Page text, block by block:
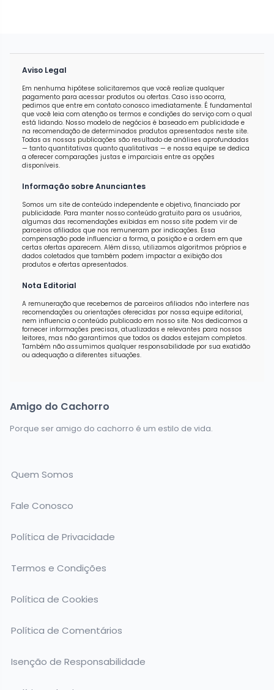
Aviso Legal
Em nenhuma hipótese solicitaremos que você realize qualquer
pagamento para acessar produtos ou ofertas. Caso isso ocorra,
pedimos que entre em contato conosco imediatamente. É fundamental
que você leia com atenção os termos e condições do serviço com o qual
está lidando. Nosso modelo de negócios é baseado em publicidade e
na recomendação de determinados produtos apresentados neste site.
Todas as nossas publicações são resultado de análises aprofundadas
— tanto quantitativas quanto qualitativas — e nossa equipe se dedica
a oferecer comparações justas e imparciais entre as opções
disponíveis.
Informação sobre Anunciantes
Somos um site de conteúdo independente e objetivo, financiado por
publicidade. Para manter nosso conteúdo gratuito para os usuários,
algumas das recomendações exibidas em nosso site podem vir de
parceiros afiliados que nos remuneram por indicações. Essa
compensação pode influenciar a forma, a posição e a ordem em que
certas ofertas aparecem. Além disso, utilizamos algoritmos próprios e
dados coletados que também podem impactar a exibição dos
produtos e ofertas apresentados.
Nota Editorial
A remuneração que recebemos de parceiros afiliados não interfere nas
recomendações ou orientações oferecidas por nossa equipe editorial,
nem influencia o conteúdo publicado em nosso site. Nos dedicamos a
fornecer informações precisas, atualizadas e relevantes para nossos
leitores, mas não garantimos que todos os dados estejam completos.
Também não assumimos qualquer responsabilidade por sua exatidão
ou adequação a diferentes situações.
Amigo do Cachorro
Porque ser amigo do cachorro é um estilo de vida.
Quem Somos
Fale Conosco
Política de Privacidade
Termos e Condições
Política de Cookies
Política de Comentários
Isenção de Responsabilidade